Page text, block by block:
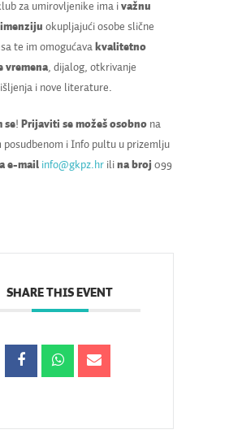
za umirovljenike ima i važnu
okupljajući osobe slične
te im omogućava kvalitetno
vremena, dijalog, otkrivanje
i nove literature.
se! Prijaviti se možeš osobnona
posudbenom i Info pultu u prizemlju
e-mail info@gkpz.hrili na broj 099
SHARE THIS EVENT